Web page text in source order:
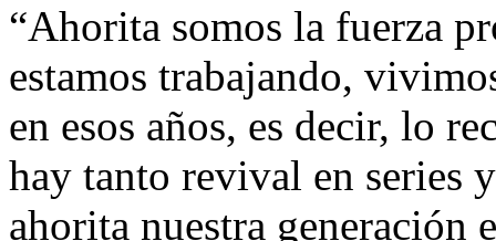
“Ahorita somos la fuerza
estamos trabajando,
en esos años, es decir, lo
hay tanto revival en series
ahorita nuestra generación